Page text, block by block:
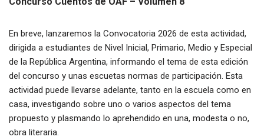
En breve, lanzaremos la Convocatoria 2026 de esta actividad,
dirigida a estudiantes de Nivel Inicial, Primario, Medio y Especial
de la República Argentina, informando el tema de esta edición
del concurso y unas escuetas normas de participación. Esta
actividad puede llevarse adelante, tanto en la escuela como en
casa, investigando sobre uno o varios aspectos del tema
propuesto y plasmando lo aprehendido en una, modesta o no,
obra literaria.